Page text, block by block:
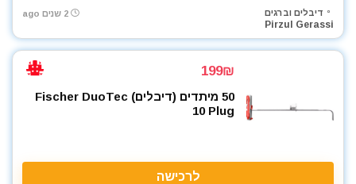
דיבלים וברגים
Pirzul Gerassi
2 שנים ago
199₪
50 מיתדים (דיבלים) Fischer DuoTec
10 Plug
לרכישה